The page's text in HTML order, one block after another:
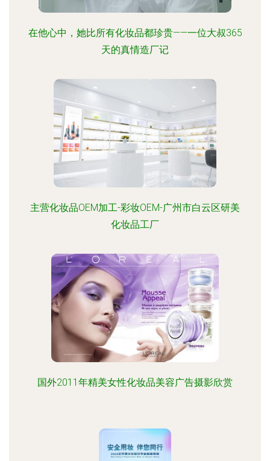
在他心中，她比所有化妆品都珍贵——一位大叔365
天的真情造厂记
主营化妆品OEM加工-彩妆OEM-广州市白云区研美
化妆品工厂
国外2011年精美女性化妆品美容广告摄影欣赏